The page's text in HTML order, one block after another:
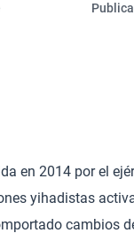
en 2014 por el
yihadistas
cambios